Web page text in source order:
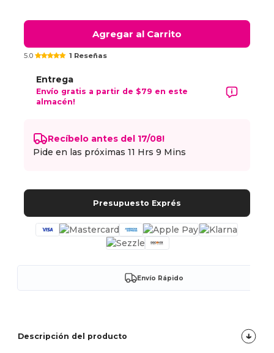
Agregar al Carrito
5.0 1 Reseñas
Entrega
Envío gratis a partir de $79 en este
almacén!
Recíbelo antes del 17/08!
Pide en las próximas11 Hrs 9 Mins
Presupuesto Exprés
Envío Rápido
Descripción del producto